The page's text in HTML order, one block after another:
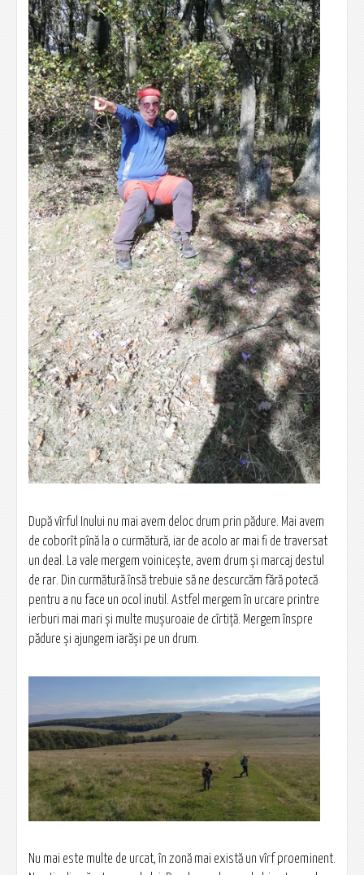
După vîrful Inului nu mai avem deloc drum prin pădure. Mai avem
de coborît pînă la o curmătură, iar de acolo ar mai fi de traversat
un deal. La vale mergem voinicește, avem drum și marcaj destul
de rar. Din curmătură însă trebuie să ne descurcăm fără potecă
pentru a nu face un ocol inutil. Astfel mergem în urcare printre
ierburi mai mari și multe mușuroaie de cîrtiță. Mergem înspre
pădure și ajungem iarăși pe un drum.
Nu mai este multe de urcat, în zonă mai există un vîrf proeminent.